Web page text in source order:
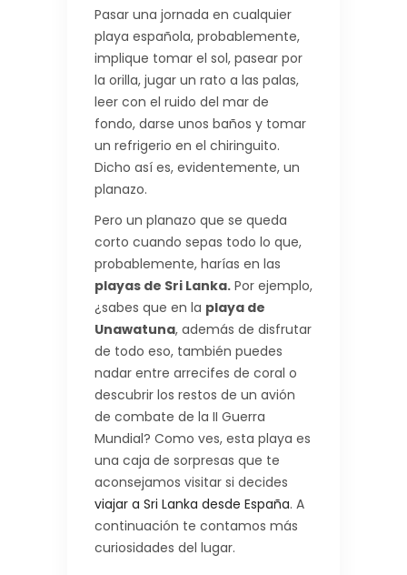
Pasar una jornada en cualquier
playa española, probablemente,
implique tomar el sol, pasear por
la orilla, jugar un rato a las palas,
leer con el ruido del mar de
fondo, darse unos baños y tomar
un refrigerio en el chiringuito.
Dicho así es, evidentemente, un
planazo.
Pero un planazo que se queda
corto cuando sepas todo lo que,
probablemente, harías en las
playas de Sri Lanka. Por ejemplo,
¿sabes que en la playa de
Unawatuna, además de disfrutar
de todo eso, también puedes
nadar entre arrecifes de coral o
descubrir los restos de un avión
de combate de la II Guerra
Mundial? Como ves, esta playa es
una caja de sorpresas que te
aconsejamos visitar si decides
viajar a Sri Lanka desde España. A
continuación te contamos más
curiosidades del lugar.